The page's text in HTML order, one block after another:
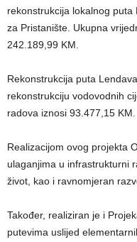
rekonstrukcija lokalnog
za Pristanište. Ukupna
242.189,99 KM.
Rekonstrukcija puta
rekonstrukciju vodovodnih
radova iznosi 93.477,15 KM.
Realizacijom ovog projekta
ulaganjima u infrastrukturni
život, kao i ravnomjeran
Također, realiziran je i
putevima uslijed